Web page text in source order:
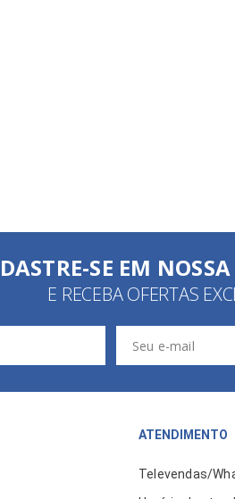
SE EM
E RECEBA OFERTAS
ATENDIMENTO
Televendas/